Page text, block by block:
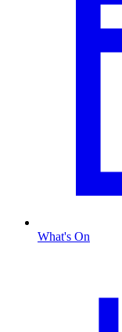
What's On